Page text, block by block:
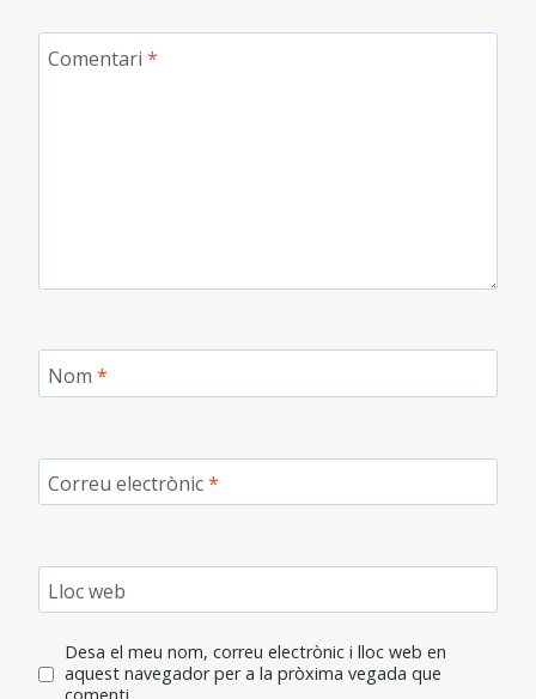
Comentari *
Nom *
Correu electrònic*
Lloc web
Desa el meu nom, correu electrònic i lloc web en
aquest navegador per a la pròxima vegada que